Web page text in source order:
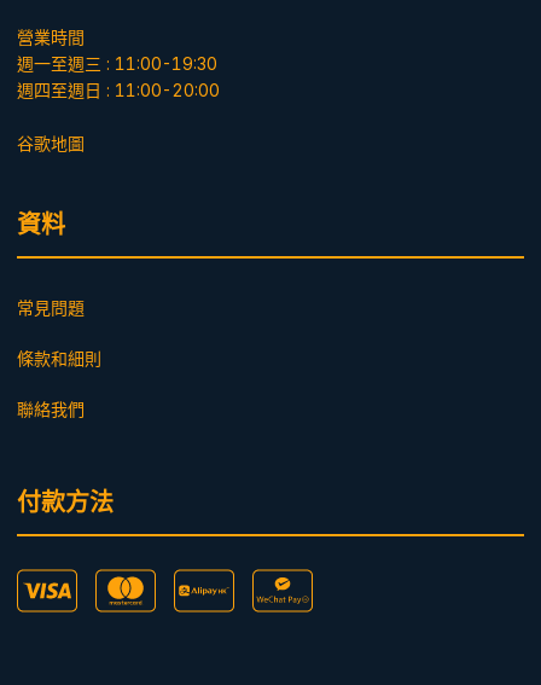
營業時間
週一至週三 : 11:00-19:30
週四至週日 : 11:00-20:00
谷歌地圖
資料
常見問題
條款和細則
聯絡我們
付款方法